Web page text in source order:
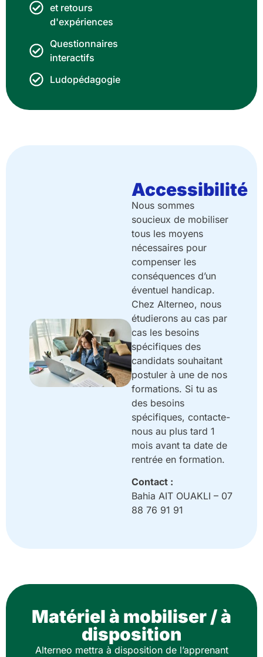
et retours
d'expériences
Questionnaires
interactifs
Ludopédagogie
Accessibilité
Nous sommes
soucieux de mobiliser
tous les moyens
nécessaires pour
compenser les
conséquences d’un
éventuel handicap.
Chez Alterneo, nous
étudierons au cas par
cas les besoins
spécifiques des
candidats souhaitant
postuler à une de nos
formations. Si tu as
des besoins
spécifiques, contacte-
nous au plus tard 1
mois avant ta date de
rentrée en formation.
Contact :
Bahia AIT OUAKLI – 07
88 76 91 91
Matériel à mobiliser / à
disposition
Alterneo mettra à disposition de l’apprenant